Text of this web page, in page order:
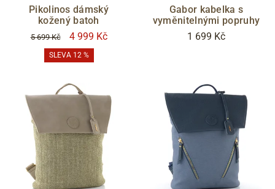
Pikolinos dámský
kožený batoh
5 699 Kč 4 999 Kč
SLEVA 12 %
Gabor kabelka s
vyměnitelnými popruhy
1 699 Kč